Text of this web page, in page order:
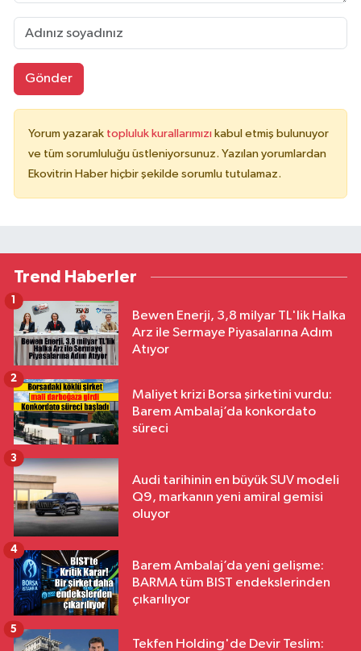
Gönder
Yorum yazarak topluluk kurallarımızı kabul etmiş bulunuyor
ve tüm sorumluluğu üstleniyorsunuz. Yazılan yorumlardan
Ekovitrin Haber hiçbir şekilde sorumlu tutulamaz.
Trend Haberler
Bewen Enerji, 3,8 milyar TL'lik Halka
Arz ile Sermaye Piyasalarına Adım
Atıyor
1
Maliyet krizi Borsa şirketini vurdu:
Barem Ambalaj’da konkordato
süreci
2
Audi tarihinin en büyük SUV modeli
Q9, markanın yeni amiral gemisi
oluyor
3
Barem Ambalaj’da yeni gelişme:
BARMA tüm BIST endekslerinden
çıkarılıyor
4
Tekfen Holding'de Devir Teslim:
5